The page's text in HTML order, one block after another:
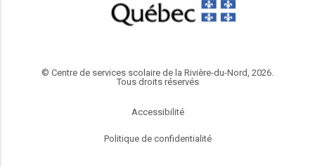
© Centre de services scolaire de la Rivière-du-Nord, 2026.
Tous droits réservés
Accessibilité
Politique de confidentialité